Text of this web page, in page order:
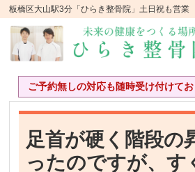
板橋区大山駅3分「ひらき整骨院」土日祝も営業
ご予約無しの対応も随時受け付けてお
足首が硬く階段の
ったのですが、す